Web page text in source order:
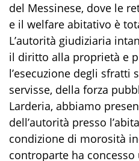
del Messinese, dove le
e il welfare abitativo è
L’autorità giudiziaria
il diritto alla proprietà e
l’esecuzione degli sfratti
servisse, della forza
Larderia, abbiamo
dell’autorità presso
condizione di morosità
controparte ha